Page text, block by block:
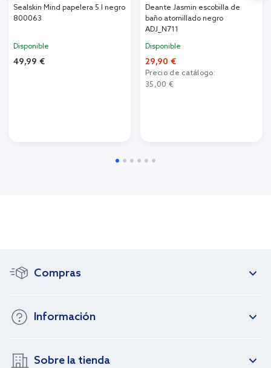
Sealskin Mind papelera 5 l negro
800063
Disponible
49,99 €
Deante Jasmin escobilla de
baño atornillado negro
ADJ_N711
Disponible
29,90 €
Precio de catálogo:
35,00 €
Compras
Información
Sobre la tienda